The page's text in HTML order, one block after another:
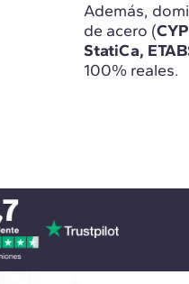
Además,
de acero (
StatiCa,
100% reales.